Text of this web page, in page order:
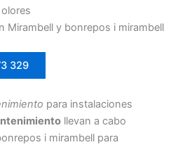
Mirambell y bonrepos i mirambell
329
para instalaciones
llevan a cabo
i mirambell para